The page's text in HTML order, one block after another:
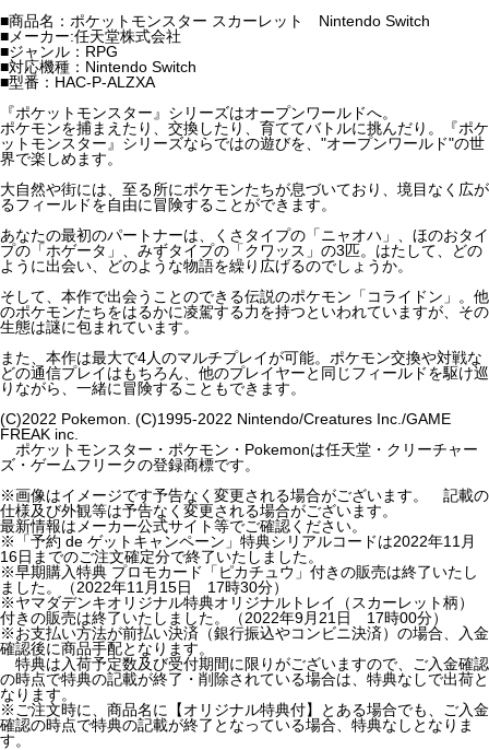
■商品名：ポケットモンスター スカーレット Nintendo Switch
■メーカー:任天堂株式会社
■ジャンル：RPG
■対応機種：Nintendo Switch
■型番：HAC-P-ALZXA
『ポケットモンスター』シリーズはオープンワールドへ。
ポケモンを捕まえたり、交換したり、育ててバトルに挑んだり。『ポケ
ットモンスター』シリーズならではの遊びを、"オープンワールド"の世
界で楽しめます。
大自然や街には、至る所にポケモンたちが息づいており、境目なく広が
るフィールドを自由に冒険することができます。
あなたの最初のパートナーは、くさタイプの「ニャオハ」、ほのおタイ
プの「ホゲータ」、みずタイプの「クワッス」の3匹。はたして、どの
ように出会い、どのような物語を繰り広げるのでしょうか。
そして、本作で出会うことのできる伝説のポケモン「コライドン」。他
のポケモンたちをはるかに凌駕する力を持つといわれていますが、その
生態は謎に包まれています。
また、本作は最大で4人のマルチプレイが可能。ポケモン交換や対戦な
どの通信プレイはもちろん、他のプレイヤーと同じフィールドを駆け巡
りながら、一緒に冒険することもできます。
(C)2022 Pokemon. (C)1995-2022 Nintendo/Creatures Inc./GAME
FREAK inc.
ポケットモンスター・ポケモン・Pokemonは任天堂・クリーチャー
ズ・ゲームフリークの登録商標です。
※画像はイメージです予告なく変更される場合がございます。 記載の
仕様及び外観等は予告なく変更される場合がございます。
最新情報はメーカー公式サイト等でご確認ください。
※「予約 de ゲットキャンペーン」特典シリアルコードは2022年11月
16日までのご注文確定分で終了いたしました。
※早期購入特典 プロモカード「ピカチュウ」付きの販売は終了いたし
ました。（2022年11月15日 17時30分）
※ヤマダデンキオリジナル特典オリジナルトレイ（スカーレット柄）
付きの販売は終了いたしました。（2022年9月21日 17時00分）
※お支払い方法が前払い決済（銀行振込やコンビニ決済）の場合、入金
確認後に商品手配となります。
特典は入荷予定数及び受付期間に限りがございますので、ご入金確認
の時点で特典の記載が終了・削除されている場合は、特典なしで出荷と
なります。
※ご注文時に、商品名に【オリジナル特典付】とある場合でも、ご入金
確認の時点で特典の記載が終了となっている場合、特典なしとなりま
す。